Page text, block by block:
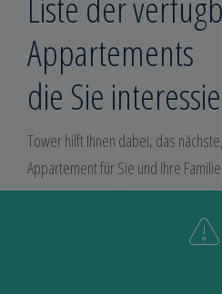
Appartements
die Sie
Tower hilft Ihnen dabei, das
Appartement für Sie und Ihre